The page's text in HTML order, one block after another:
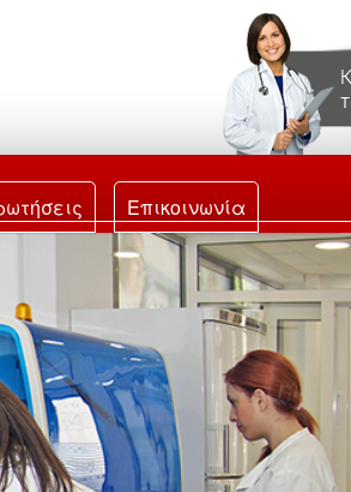
Επικοινωνία